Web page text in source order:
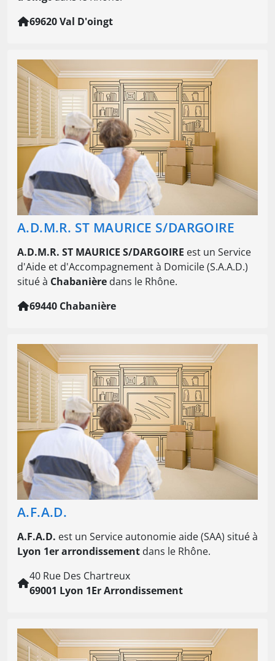
69620 Val D'oingt
A.D.M.R. ST MAURICE S/DARGOIRE
A.D.M.R. ST MAURICE S/DARGOIRE est un Service
d'Aide et d'Accompagnement à Domicile (S.A.A.D.)
situé à Chabanière dans le Rhône.
69440 Chabanière
A.F.A.D.
A.F.A.D. est un Service autonomie aide (SAA) situé à
Lyon 1er arrondissement dans le Rhône.
40 Rue Des Chartreux
69001 Lyon 1Er Arrondissement